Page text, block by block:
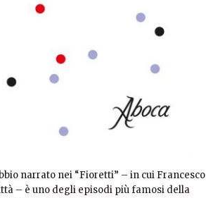
narrato nei “Fioretti” – in cui Francesco
– è uno degli episodi più famosi della